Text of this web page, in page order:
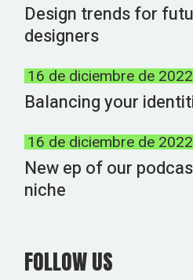
Design trends for
designers
16 de diciembre de 2022
Balancing your
16 de diciembre de 2022
New ep of our
niche
FOLLOW US